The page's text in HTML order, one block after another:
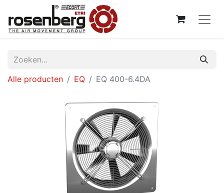
Alle producten EQ EQ 400-6.4DA